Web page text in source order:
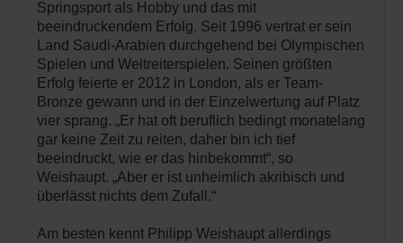
Springsport als Hobby und das mit
beeindruckendem Erfolg. Seit 1996 vertrat er sein
Land Saudi-Arabien durchgehend bei Olympischen
Spielen und Weltreiterspielen. Seinen größten
Erfolg feierte er 2012 in London, als er Team-
Bronze gewann und in der Einzelwertung auf Platz
vier sprang. „Er hat oft beruflich bedingt monatelang
gar keine Zeit zu reiten, daher bin ich tief
beeindruckt, wie er das hinbekommt“, so
Weishaupt. „Aber er ist unheimlich akribisch und
überlässt nichts dem Zufall.“
Am besten kennt Philipp Weishaupt allerdings